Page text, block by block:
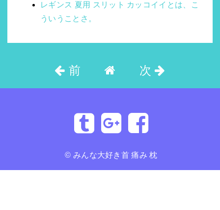
レギンス 夏用 スリット カッコイイとは、こ
ういうことさ。
前 次
© みんな大好き首 痛み 枕